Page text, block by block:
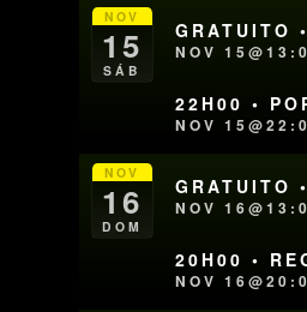
NOV
15
SÁB
GRATUITO
NOV
22H00 •
NOV
NOV
16
DOM
GRATUITO
NOV
20H00 •
NOV